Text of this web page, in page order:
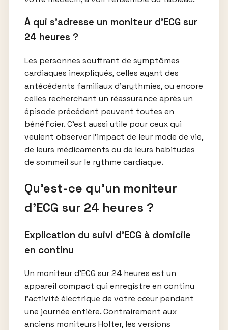
À qui s’adresse un moniteur d’ECG sur
24 heures ?
Les personnes souffrant de symptômes
cardiaques inexpliqués, celles ayant des
antécédents familiaux d’arythmies, ou encore
celles recherchant un réassurance après un
épisode précédent peuvent toutes en
bénéficier. C’est aussi utile pour ceux qui
veulent observer l’impact de leur mode de vie,
de leurs médicaments ou de leurs habitudes
de sommeil sur le rythme cardiaque.
Qu’est-ce qu’un moniteur
d’ECG sur 24 heures ?
Explication du suivi d’ECG à domicile
en continu
Un moniteur d’ECG sur 24 heures est un
appareil compact qui enregistre en continu
l’activité électrique de votre cœur pendant
une journée entière. Contrairement aux
anciens moniteurs Holter, les versions